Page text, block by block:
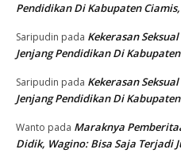
Pendidikan Di Kabupaten
Saripudin pada Kekerasan
Jenjang Pendidikan Di
Saripudin pada Kekerasan
Jenjang Pendidikan Di
Wanto pada Maraknya
Didik, Wagino: Bisa Saja Terjadi